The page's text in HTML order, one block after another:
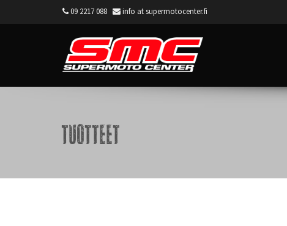
09 2217 088 info at supermotocenter.fi
Tuotteet